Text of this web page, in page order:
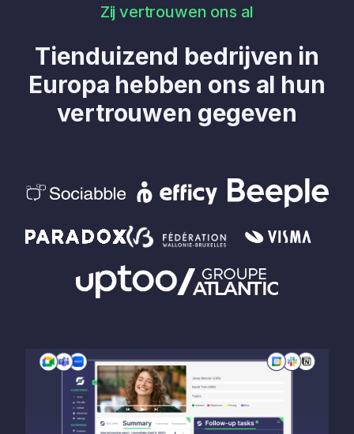
Zij vertrouwen ons al
Tienduizend bedrijven in
Europa hebben ons al hun
vertrouwen gegeven